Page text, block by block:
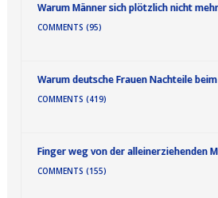
Warum Männer sich plötzlich nicht
COMMENTS (95)
Warum deutsche Frauen Nachteile
COMMENTS (419)
Finger weg von der alleinerziehenden
COMMENTS (155)